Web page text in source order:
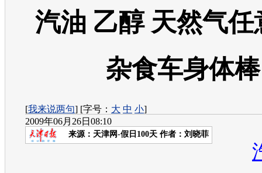
汽油 乙醇 天然气任
杂食车身体棒
[我来说两句] [字号： 大 中 小]
2009年06月26日08:10
来源： 天津网-假日100天 作者：刘晓菲